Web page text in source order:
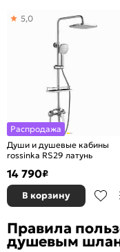
Распродажа
Души и душевые кабины
rossinka RS29 латунь
5,0
14 790₽
В корзину
Правила
душевым